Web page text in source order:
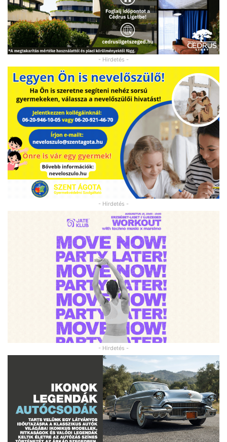
- Hirdetés -
- Hirdetés -
- Hirdetés -